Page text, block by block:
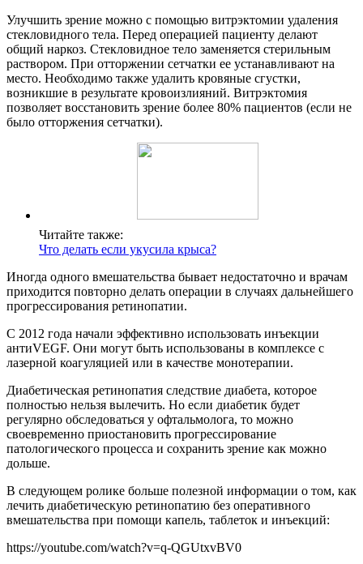
Улучшить зрение можно с помощью витрэктомии удаления
стекловидного тела. Перед операцией пациенту делают
общий наркоз. Стекловидное тело заменяется стерильным
раствором. При отторжении сетчатки ее устанавливают на
место. Необходимо также удалить кровяные сгустки,
возникшие в результате кровоизлияний. Витрэктомия
позволяет восстановить зрение более 80% пациентов (если не
было отторжения сетчатки).
Читайте также:
Что делать если укусила крыса?
Иногда одного вмешательства бывает недостаточно и врачам
приходится повторно делать операции в случаях дальнейшего
прогрессирования ретинопатии.
C 2012 года начали эффективно использовать инъекции
антиVEGF. Они могут быть использованы в комплексе с
лазерной коагуляцией или в качестве монотерапии.
Диабетическая ретинопатия следствие диабета, которое
полностью нельзя вылечить. Но если диабетик будет
регулярно обследоваться у офтальмолога, то можно
своевременно приостановить прогрессирование
патологического процесса и сохранить зрение как можно
дольше.
В следующем ролике больше полезной информации о том, как
лечить диабетическую ретинопатию без оперативного
вмешательства при помощи капель, таблеток и инъекций:
https://youtube.com/watch?v=q-QGUtxvBV0